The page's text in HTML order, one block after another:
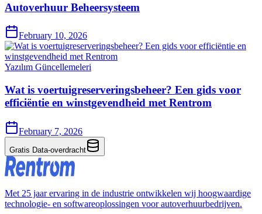
Autoverhuur Beheersysteem
February 10, 2026
Yazılım Güncellemeleri
Wat is voertuigreserveringsbeheer? Een gids voor
efficiëntie en winstgevendheid met Rentrom
February 7, 2026
Gratis Data-overdracht
Met 25 jaar ervaring in de industrie ontwikkelen wij hoogwaardige
technologie- en softwareoplossingen voor autoverhuurbedrijven.